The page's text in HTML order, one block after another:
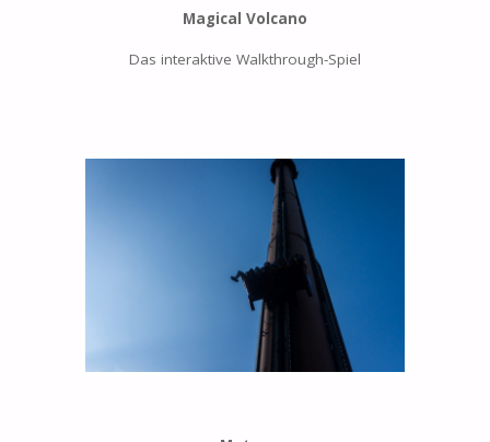
Magical Volcano
Das interaktive Walkthrough-Spiel